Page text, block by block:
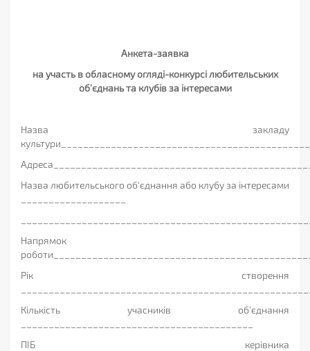
Анкета-заявка
на участь в обласному огляді-конкурсі любительських
об’єднань та клубів за інтересами
Назва закладу
Назва любительського об'єднання або клубу за інтересами
Напрямок
Рік створення
Кількість учасників об’єднання
ПІБ керівника